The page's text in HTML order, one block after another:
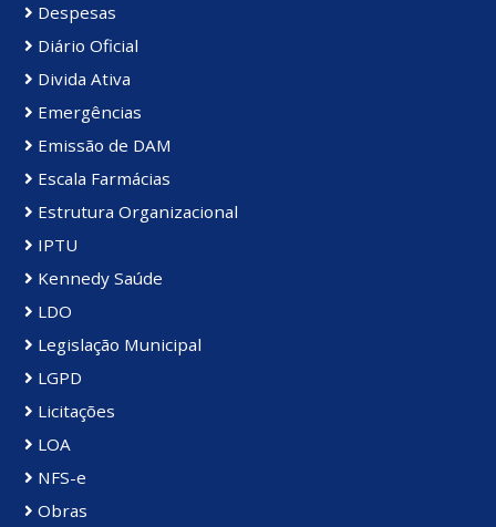
Despesas
Diário Oficial
Divida Ativa
Emergências
Emissão de DAM
Escala Farmácias
Estrutura Organizacional
IPTU
Kennedy Saúde
LDO
Legislação Municipal
LGPD
Licitações
LOA
NFS-e
Obras